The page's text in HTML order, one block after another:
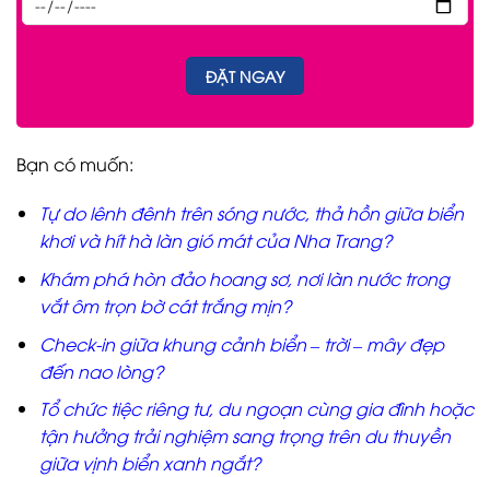
Bạn có muốn:
Tự do lênh đênh trên sóng nước, thả hồn giữa biển
khơi và hít hà làn gió mát của Nha Trang?
Khám phá hòn đảo hoang sơ, nơi làn nước trong
vắt ôm trọn bờ cát trắng mịn?
Check-in giữa khung cảnh biển – trời – mây đẹp
đến nao lòng?
Tổ chức tiệc riêng tư, du ngoạn cùng gia đình hoặc
tận hưởng trải nghiệm sang trọng trên du thuyền
giữa vịnh biển xanh ngắt?